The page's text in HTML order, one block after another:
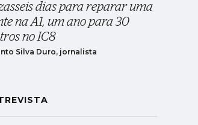
dias para reparar uma
na A1, um ano para 30
no IC8
Silva Duro, jornalista